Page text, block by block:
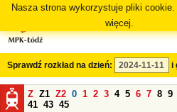
Nasza strona wykorzystuje pliki
więcej.
Sprawdź rozkład na dzień: i
Z Z1 Z2 0 1 2 3 4 5 6 7 8 9
41 43 45